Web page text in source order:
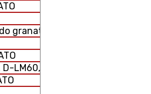
granatników
LM60, S-LM60 MOŹDZIERZOWY